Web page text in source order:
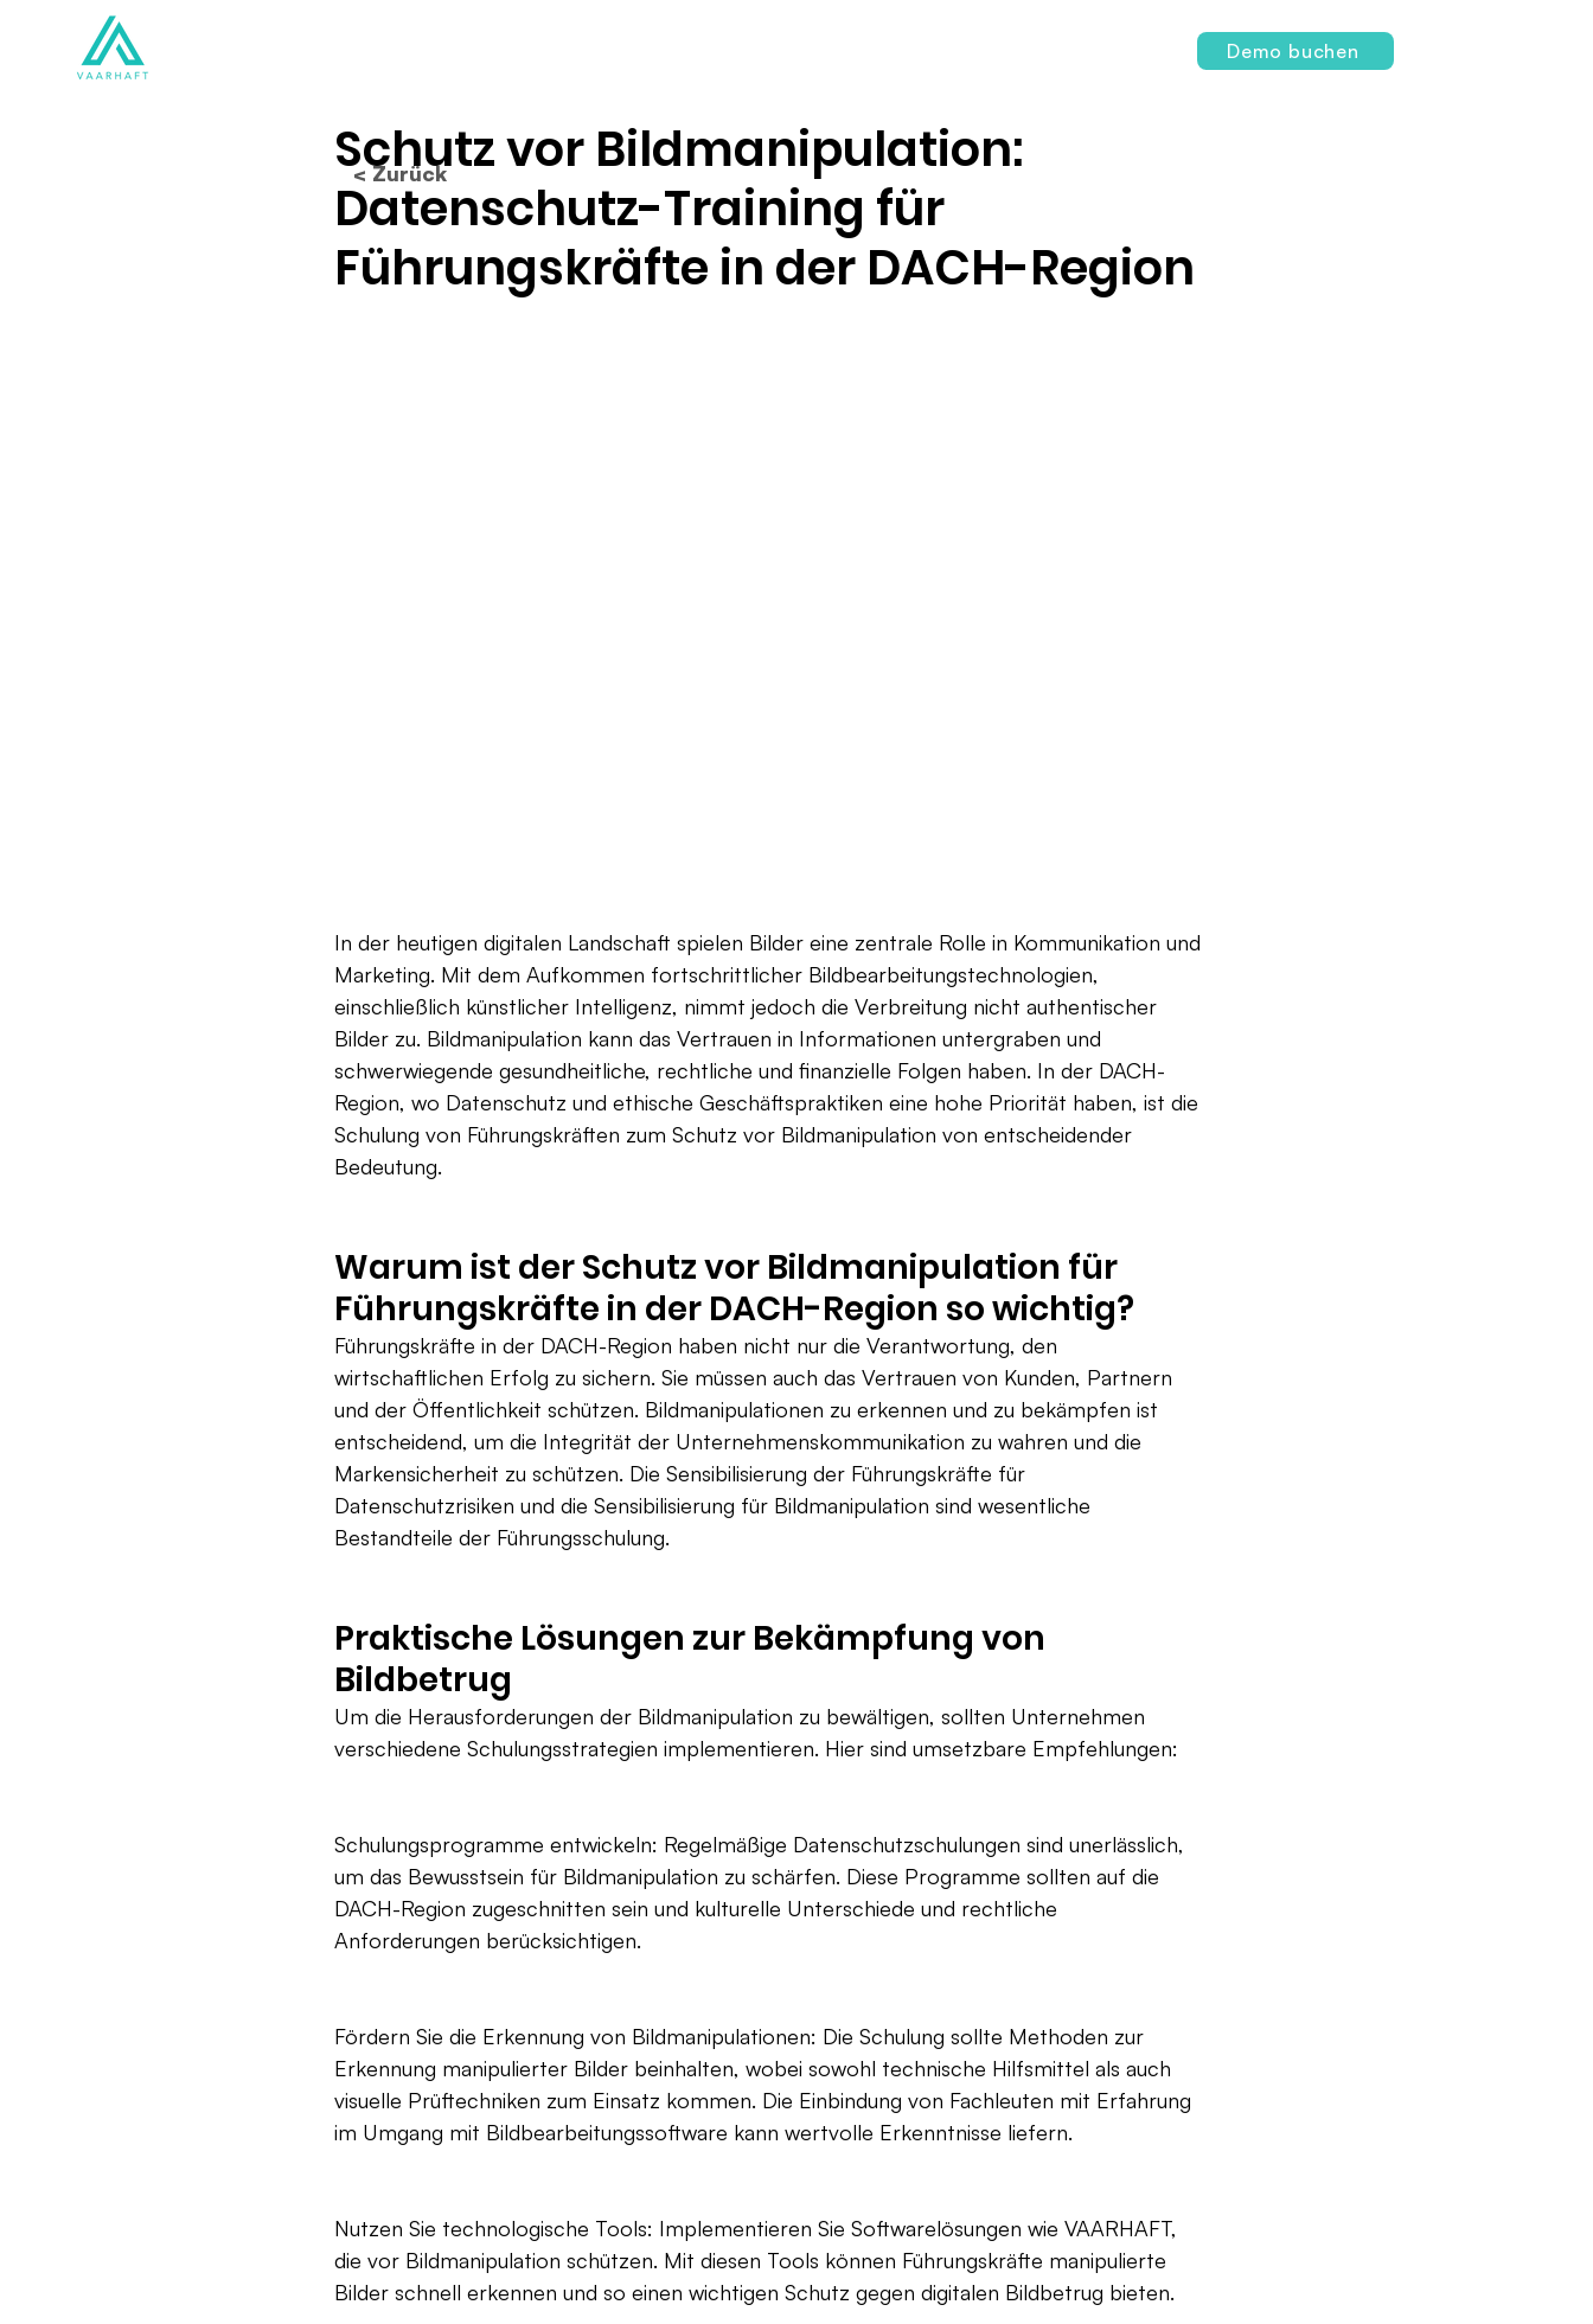
Demo buchen
Schutz vor Bildmanipulation:
Datenschutz-Training für
Führungskräfte in der DACH-Region
In der heutigen digitalen Landschaft spielen Bilder eine zentrale Rolle in Kommunikation und
Marketing. Mit dem Aufkommen fortschrittlicher Bildbearbeitungstechnologien,
einschließlich künstlicher Intelligenz, nimmt jedoch die Verbreitung nicht authentischer
Bilder zu. Bildmanipulation kann das Vertrauen in Informationen untergraben und
schwerwiegende gesundheitliche, rechtliche und finanzielle Folgen haben. In der DACH-
Region, wo Datenschutz und ethische Geschäftspraktiken eine hohe Priorität haben, ist die
Schulung von Führungskräften zum Schutz vor Bildmanipulation von entscheidender
Bedeutung.
Warum ist der Schutz vor Bildmanipulation für
Führungskräfte in der DACH-Region so wichtig?
Führungskräfte in der DACH-Region haben nicht nur die Verantwortung, den
wirtschaftlichen Erfolg zu sichern. Sie müssen auch das Vertrauen von Kunden, Partnern
und der Öffentlichkeit schützen. Bildmanipulationen zu erkennen und zu bekämpfen ist
entscheidend, um die Integrität der Unternehmenskommunikation zu wahren und die
Markensicherheit zu schützen. Die Sensibilisierung der Führungskräfte für
Datenschutzrisiken und die Sensibilisierung für Bildmanipulation sind wesentliche
Bestandteile der Führungsschulung.
Praktische Lösungen zur Bekämpfung von
Bildbetrug
Um die Herausforderungen der Bildmanipulation zu bewältigen, sollten Unternehmen
verschiedene Schulungsstrategien implementieren. Hier sind umsetzbare Empfehlungen:
Schulungsprogramme entwickeln: Regelmäßige Datenschutzschulungen sind unerlässlich,
um das Bewusstsein für Bildmanipulation zu schärfen. Diese Programme sollten auf die
DACH-Region zugeschnitten sein und kulturelle Unterschiede und rechtliche
Anforderungen berücksichtigen.
Fördern Sie die Erkennung von Bildmanipulationen: Die Schulung sollte Methoden zur
Erkennung manipulierter Bilder beinhalten, wobei sowohl technische Hilfsmittel als auch
visuelle Prüftechniken zum Einsatz kommen. Die Einbindung von Fachleuten mit Erfahrung
im Umgang mit Bildbearbeitungssoftware kann wertvolle Erkenntnisse liefern.
Nutzen Sie technologische Tools: Implementieren Sie Softwarelösungen wie VAARHAFT,
die vor Bildmanipulation schützen. Mit diesen Tools können Führungskräfte manipulierte
Bilder schnell erkennen und so einen wichtigen Schutz gegen digitalen Bildbetrug bieten.
< Zurück